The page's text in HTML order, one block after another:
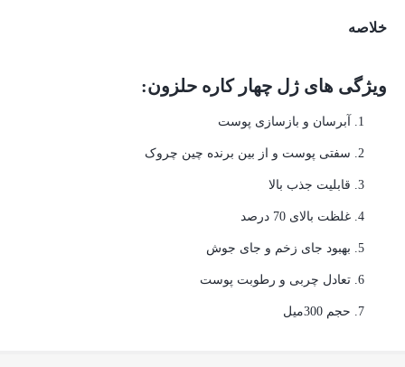
خلاصه
ویژگی های ژل چهار کاره حلزون:
آبرسان و بازسازی پوست
سفتی پوست و از بین برنده چین چروک
قابلیت جذب بالا
غلظت بالای 70 درصد
بهبود جای زخم و جای جوش
تعادل چربی و رطوبت پوست
حجم 300میل